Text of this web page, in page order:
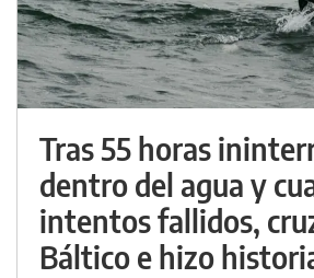
Tras 55 horas
dentro del agua y
intentos fallidos,
Báltico e hizo